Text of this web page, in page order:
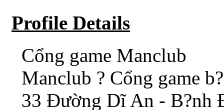
Profile Details
Cổng game Manclub
Manclub ? Cổng game
33 Đường Dĩ An - B?nh